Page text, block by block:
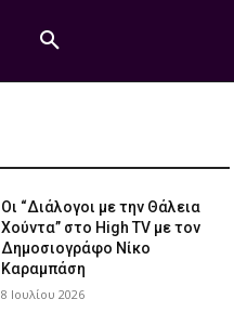
Οι “Διάλογοι με την Θάλεια
Χούντα” στο High TV με τον
Δημοσιογράφο Νίκο
Καραμπάση
8 Ιουλίου 2026